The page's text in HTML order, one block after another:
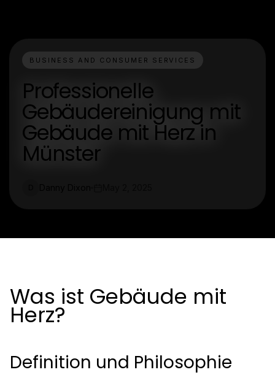
BUSINESS AND CONSUMER SERVICES
Professionelle
Gebäudereinigung mit
Gebäude mit Herz in
Münster
Was ist Gebäude mit
Herz?
Definition und Philosophie